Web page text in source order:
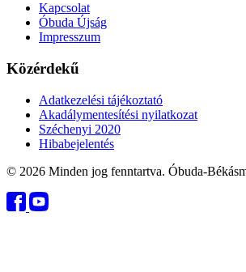
Kapcsolat
Óbuda Újság
Impresszum
Közérdekű
Adatkezelési tájékoztató
Akadálymentesítési nyilatkozat
Széchenyi 2020
Hibabejelentés
© 2026 Minden jog fenntartva. Óbuda-